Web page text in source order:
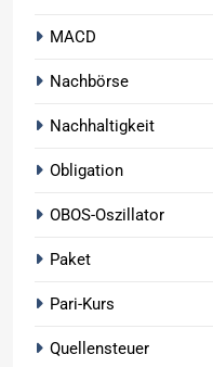
MACD
Nachbörse
Nachhaltigkeit
Obligation
OBOS-Oszillator
Paket
Pari-Kurs
Quellensteuer